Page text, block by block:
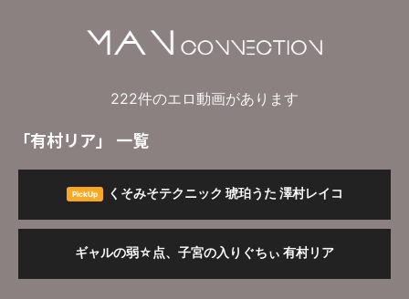
222件のエロ動画があります
「有村リア」 一覧
琥珀うた 澤村レイコ
PickUp くそみそテクニック 琥珀うた 澤村レイコ
有村リアギャルの弱☆点、子宮の入りぐちぃ 有村リア